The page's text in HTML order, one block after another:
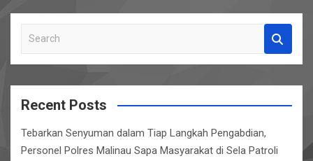
a
r
cRecent Posts
Tebarkan Senyuman dalam Tiap Langkah Pengabdian,
Personel Polres Malinau Sapa Masyarakat di Sela Patroli